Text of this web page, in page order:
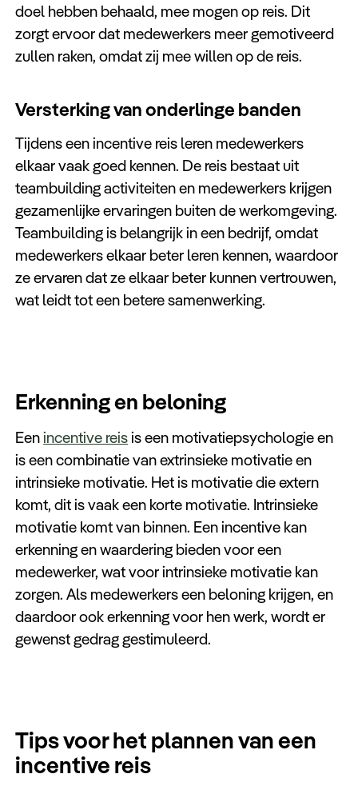
doel hebben behaald, mee mogen op reis. Dit
zorgt ervoor dat medewerkers meer gemotiveerd
zullen raken, omdat zij mee willen op de reis.
Versterking van onderlinge banden
Tijdens een incentive reis leren medewerkers
elkaar vaak goed kennen. De reis bestaat uit
teambuilding activiteiten en medewerkers krijgen
gezamenlijke ervaringen buiten de werkomgeving.
Teambuilding is belangrijk in een bedrijf, omdat
medewerkers elkaar beter leren kennen, waardoor
ze ervaren dat ze elkaar beter kunnen vertrouwen,
wat leidt tot een betere samenwerking.
Erkenning en beloning
Eenincentive reisis een motivatiepsychologie en
is een combinatie van extrinsieke motivatie en
intrinsieke motivatie. Het is motivatie die extern
komt, dit is vaak een korte motivatie. Intrinsieke
motivatie komt van binnen. Een incentive kan
erkenning en waardering bieden voor een
medewerker, wat voor intrinsieke motivatie kan
zorgen. Als medewerkers een beloning krijgen, en
daardoor ook erkenning voor hen werk, wordt er
gewenst gedrag gestimuleerd.
Tips voor het plannen van een
incentive reis